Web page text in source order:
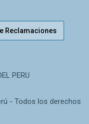
Reclamaciones
PERU
- Todos los derechos